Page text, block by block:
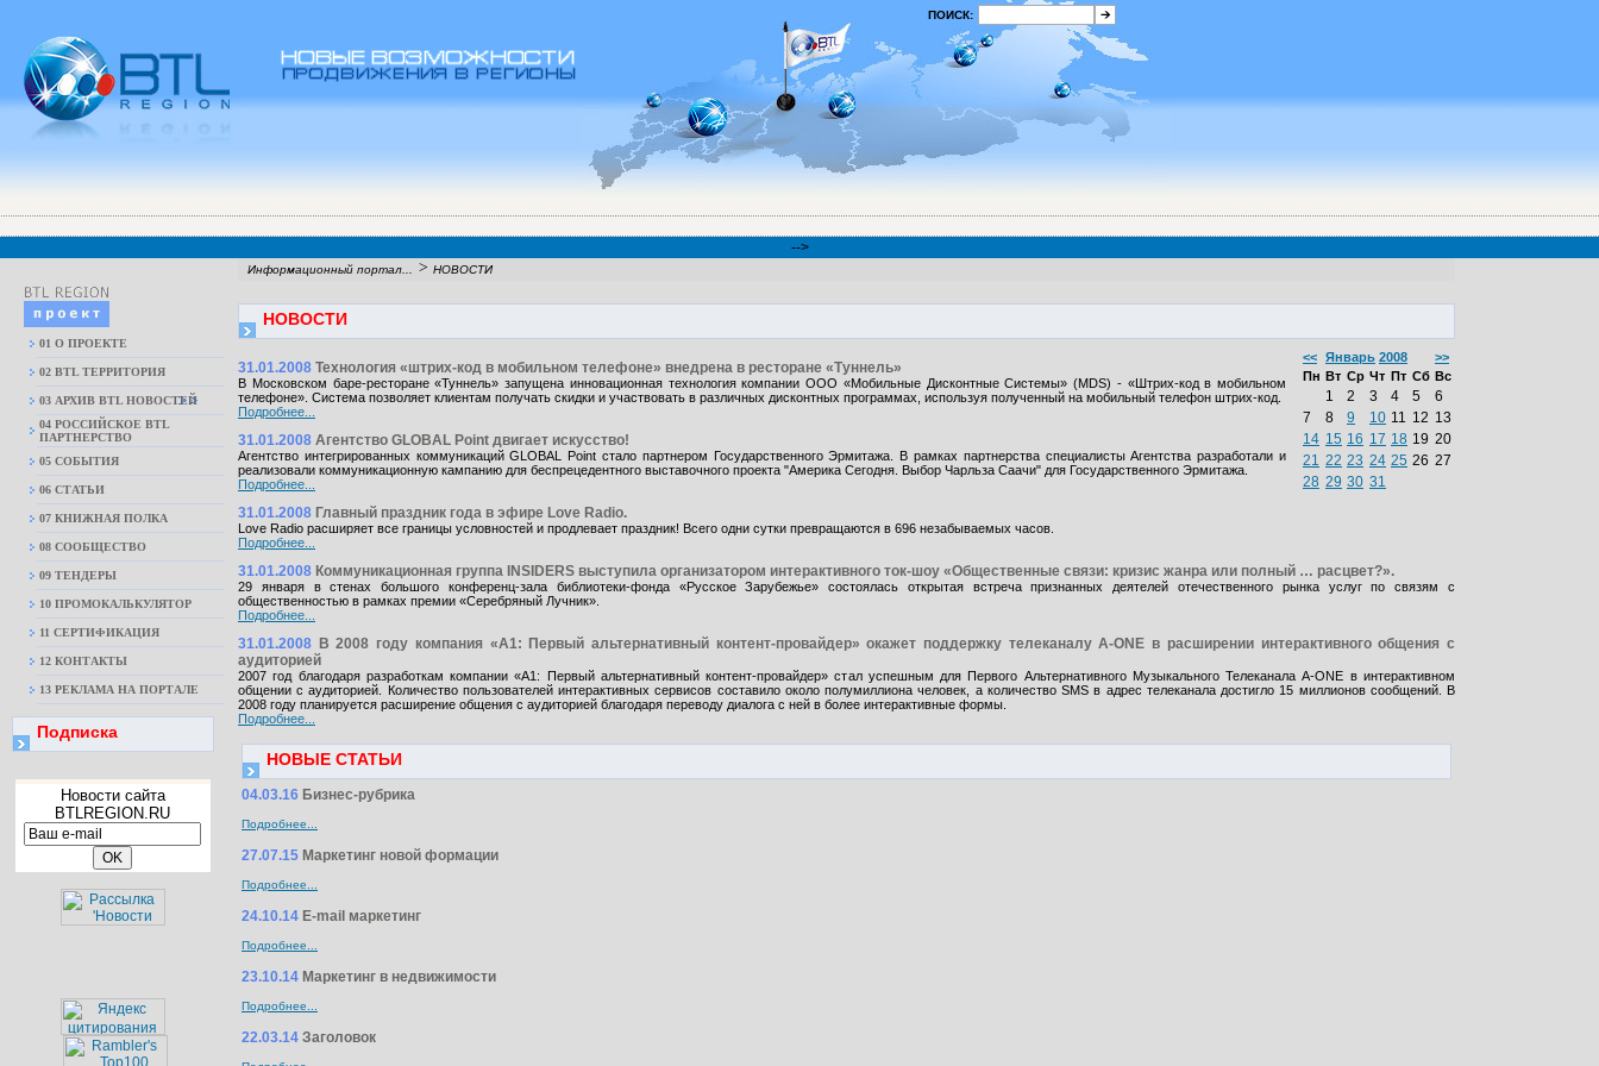
ПОИСК:
-->
Информационный портал... > НОВОСТИ
01 О ПРОЕКТЕ
02 BTL ТЕРРИТОРИЯ
03 АРХИВ BTL НОВОСТЕЙ
04 РОССИЙСКОЕ BTL
ПАРТНЕРСТВО
05 СОБЫТИЯ
06 СТАТЬИ
07 КНИЖНАЯ ПОЛКА
08 CООБЩЕСТВО
09 ТЕНДЕРЫ
10 ПРОМОКАЛЬКУЛЯТОР
11 СЕРТИФИКАЦИЯ
12 КОНТАКТЫ
13 РЕКЛАМА НА ПОРТАЛЕ
Подписка
Новости сайта
BTLREGION.RU
НОВОСТИ
<< Январь 2008
>>
Пн Вт Ср Чт Пт Сб Вс
1 2 3 4 5
6
7
8 9 10 11 12 13
14 15 16 17 18 19 20
21 22 23 24 25 26 27
28 29 30 31
31.01.2008 Технология «штрих-код в мобильном телефоне» внедрена в ресторане «Туннель»
В Московском баре-ресторане «Туннель» запущена инновационная технология компании ООО «Мобильные Дисконтные Системы» (MDS) - «Штрих-код в мобильном
телефоне». Система позволяет клиентам получать скидки и участвовать в различных дисконтных программах, используя полученный на мобильный телефон штрих-код.
Подробнее...
31.01.2008 Агентство GLOBAL Point двигает искусство!
Агентство интегрированных коммуникаций GLOBAL Point стало партнером Государственного Эрмитажа. В рамках партнерства специалисты Агентства разработали и
реализовали коммуникационную кампанию для беспрецедентного выставочного проекта "Америка Сегодня. Выбор Чарльза Саачи" для Государственного Эрмитажа.
Подробнее...
31.01.2008 Главный праздник года в эфире Love Radio.
Love Radio расширяет все границы условностей и продлевает праздник! Всего одни сутки превращаются в 696 незабываемых часов.
Подробнее...
31.01.2008 Коммуникационная группа INSIDERS выступила организатором интерактивного ток-шоу «Общественные связи: кризис жанра или полный … расцвет?».
29 января в стенах большого конференц-зала библиотеки-фонда «Русское Зарубежье» состоялась открытая встреча признанных деятелей отечественного рынка услуг по связям с
общественностью в рамках премии «Серебряный Лучник».
Подробнее...
31.01.2008 В 2008 году компания «А1: Первый альтернативный контент-провайдер» окажет поддержку телеканалу A-ONE в расширении интерактивного общения с
аудиторией
2007 год благодаря разработкам компании «А1: Первый альтернативный контент-провайдер» стал успешным для Первого Альтернативного Музыкального Телеканала A-ONE в интерактивном
общении с аудиторией. Количество пользователей интерактивных сервисов составило около полумиллиона человек, а количество SMS в адрес телеканала достигло 15 миллионов сообщений. В
2008 году планируется расширение общения с аудиторией благодаря переводу диалога с ней в более интерактивные формы.
Подробнее...
НОВЫЕ СТАТЬИ
04.03.16 Бизнес-рубрика
Подробнее...
27.07.15 Маркетинг новой формации
Подробнее...
24.10.14 E-mail маркетинг
Подробнее...
23.10.14 Маркетинг в недвижимости
Подробнее...
22.03.14 Заголовок